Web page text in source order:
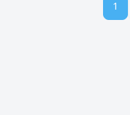
1